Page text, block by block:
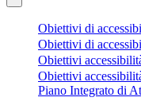
Obiettivi di
Obiettivi di
Obiettivi
Obiettivi
Piano Integrato di